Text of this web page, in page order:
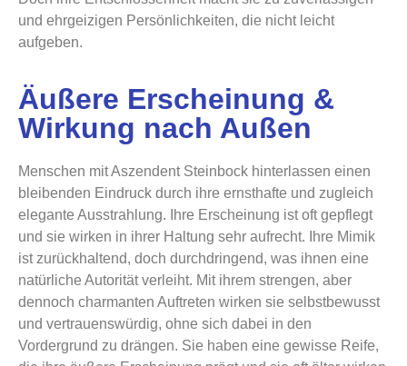
und ehrgeizigen Persönlichkeiten, die nicht leicht
aufgeben.
Äußere Erscheinung &
Wirkung nach Außen
Menschen mit Aszendent Steinbock hinterlassen einen
bleibenden Eindruck durch ihre ernsthafte und zugleich
elegante Ausstrahlung. Ihre Erscheinung ist oft gepflegt
und sie wirken in ihrer Haltung sehr aufrecht. Ihre Mimik
ist zurückhaltend, doch durchdringend, was ihnen eine
natürliche Autorität verleiht. Mit ihrem strengen, aber
dennoch charmanten Auftreten wirken sie selbstbewusst
und vertrauenswürdig, ohne sich dabei in den
Vordergrund zu drängen. Sie haben eine gewisse Reife,